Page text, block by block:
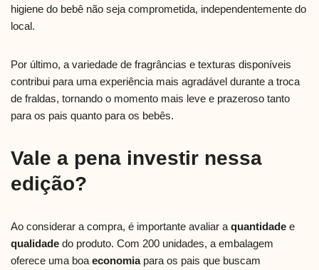
higiene do bebê não seja comprometida, independentemente do
local.
Por último, a variedade de fragrâncias e texturas disponíveis
contribui para uma experiência mais agradável durante a troca
de fraldas, tornando o momento mais leve e prazeroso tanto
para os pais quanto para os bebês.
Vale a pena investir nessa
edição?
Ao considerar a compra, é importante avaliar a quantidade e
qualidade do produto. Com 200 unidades, a embalagem
oferece uma boa economiapara os pais que buscam